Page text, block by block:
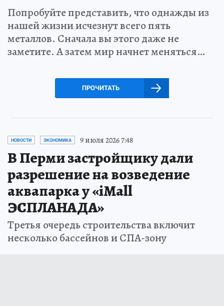
Попробуйте представить, что однажды из
нашей жизни исчезнут всего пять
металлов. Сначала вы этого даже не
заметите. А затем мир начнет меняться…
ПРОЧИТАТЬ
НОВОСТИ ЭКОНОМИКА 9 июля 2026 7:48
В Перми застройщику дали
разрешение на возведение
аквапарка у «iMall
ЭСПЛАНАДА»
Третья очередь строительства включит
несколько бассейнов и СПА-зону